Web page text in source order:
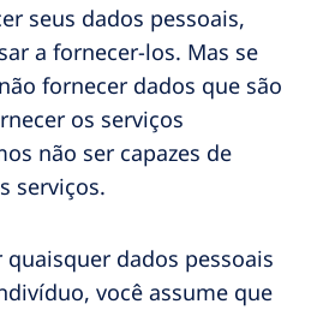
seus dados pessoais,
a fornecer-los. Mas se
fornecer dados que são
os serviços
não ser capazes de
serviços.
quaisquer dados pessoais
você assume que